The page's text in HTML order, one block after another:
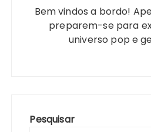
Bem vindos a bordo!
preparem-se para
universo pop e
Pesquisar